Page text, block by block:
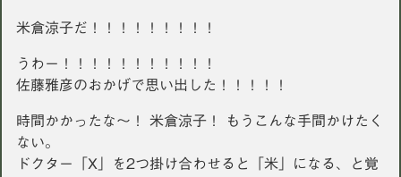
米倉涼子だ！！！！！！！！！
うわー！！！！！！！！！！！
佐藤雅彦のおかげで思い出した！！！！！
時間かかったな〜！ 米倉涼子！ もうこんな手間かけたく
ない。
ドクター「X」を2つ掛け合わせると「米」になる、と覚